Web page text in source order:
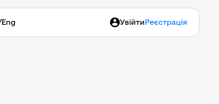
Eng УвійтиРеєстрація